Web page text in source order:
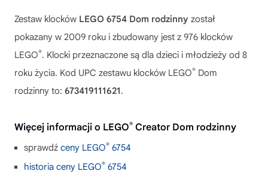
Zestaw klocków LEGO 6754 Dom rodzinny został
pokazany w 2009 roku i zbudowany jest z 976 klocków
LEGO®. Klocki przeznaczone są dla dzieci i młodzieży od 8
roku życia. Kod UPC zestawu klocków LEGO® Dom
rodzinny to: 673419111621.
Więcej informacji o LEGO® Creator Dom rodzinny
sprawdź ceny LEGO® 6754
historia ceny LEGO® 6754